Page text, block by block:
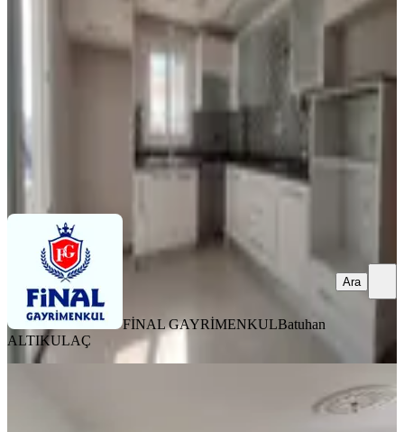
Seyhan, Tellidere Mahallesi
3+1
160 m² ·5. Kat·
FİNAL GAYRİMENKULBatuhan ALTIKULAÇ
Ara
FİNAL GAYRİMENKULBatuhan
ALTIKULAÇ
Ara
Yeşiloba Toki'de Masrafsız Doğalgazlı